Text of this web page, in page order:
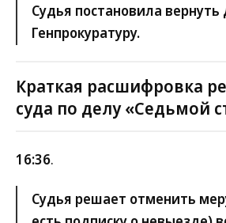
Судья постановила вернуть
Генпрокуратуру.
Краткая расшифровка
суда по делу «Седьмой
16:36.
Судья решает отменить